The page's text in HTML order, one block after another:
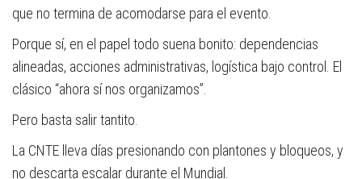
que no termina de acomodarse para el evento.
Porque sí, en el papel todo suena bonito: dependencias
alineadas, acciones administrativas, logística bajo control. El
clásico “ahora sí nos organizamos”.
Pero basta salir tantito.
La CNTE lleva días presionando con plantones y bloqueos, y
no descarta escalar durante el Mundial.